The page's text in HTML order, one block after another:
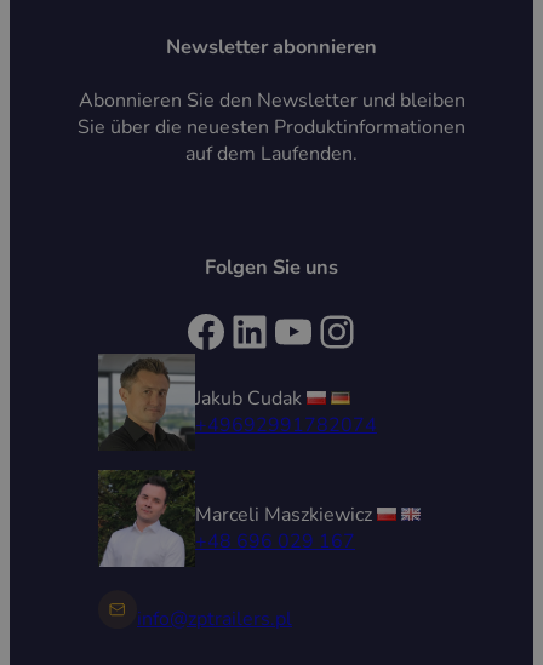
Newsletter abonnieren
Abonnieren Sie den Newsletter und bleiben
Sie über die neuesten Produktinformationen
auf dem Laufenden.
Folgen Sie uns
Facebook LinkedIn YouTube Instagram
Jakub Cudak
+49692991782074
Marceli Maszkiewicz
+48 696 029 167
info@zptrailers.pl